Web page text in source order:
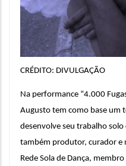
CRÉDITO: DIVULGAÇÃO
Na performance “4.000
Augusto tem como base um
desenvolve seu trabalho
também produtor, curador e
Rede Sola de Dança,